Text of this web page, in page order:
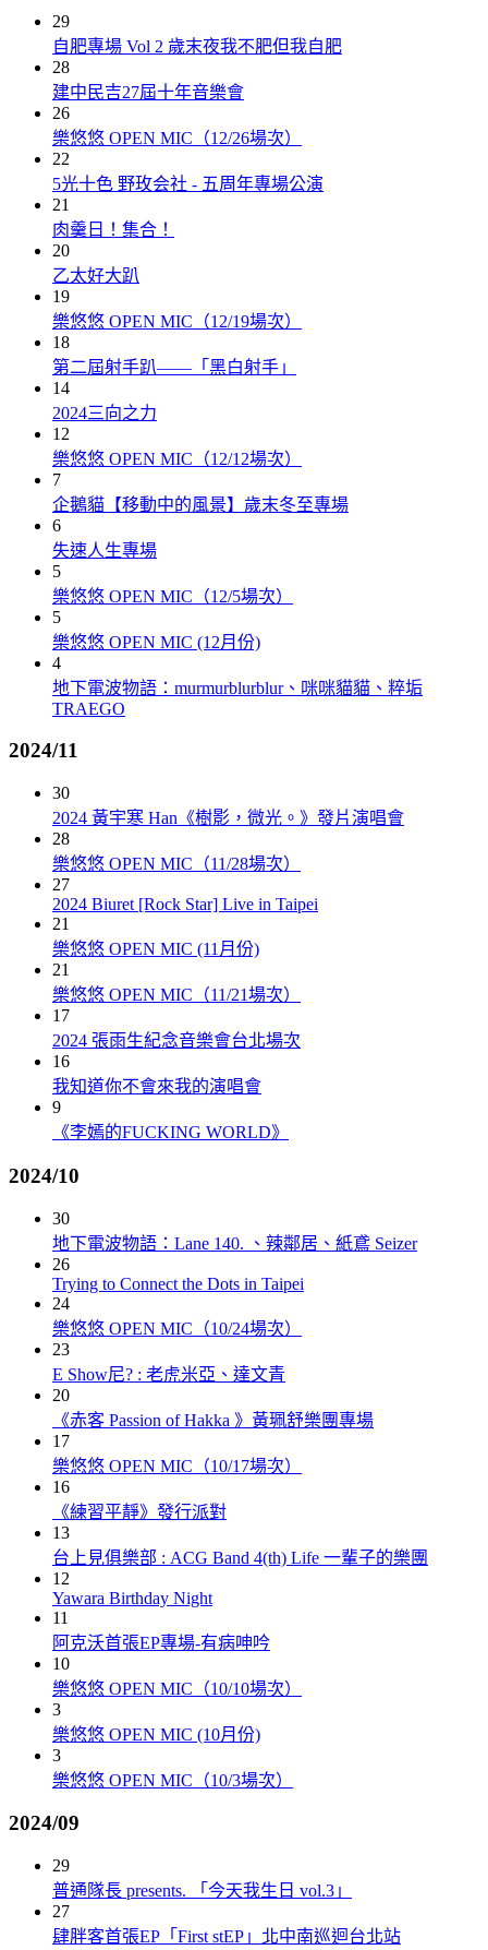
29
自肥專場 Vol 2 歲末夜我不肥但我自肥
28
建中民吉27屆十年音樂會
26
樂悠悠 OPEN MIC（12/26場次）
22
5光十色 野玫会社 - 五周年專場公演
21
肉羹日！集合！
20
乙太好大趴
19
樂悠悠 OPEN MIC（12/19場次）
18
第二屆射手趴——「黑白射手」
14
2024三向之力
12
樂悠悠 OPEN MIC（12/12場次）
7
企鵝貓【移動中的風景】歲末冬至專場
6
失速人生專場
5
樂悠悠 OPEN MIC（12/5場次）
5
樂悠悠 OPEN MIC (12月份)
4
地下電波物語：murmurblurblur、咪咪貓貓、粹垢
TRAEGO
2024/11
30
2024 黃宇寒 Han《樹影，微光。》發片演唱會
28
樂悠悠 OPEN MIC（11/28場次）
27
2024 Biuret [Rock Star] Live in Taipei
21
樂悠悠 OPEN MIC (11月份)
21
樂悠悠 OPEN MIC（11/21場次）
17
2024 張雨生紀念音樂會台北場次
16
我知道你不會來我的演唱會
9
《李嫣的FUCKING WORLD》
2024/10
30
地下電波物語：Lane 140. 、辣鄰居、紙鳶 Seizer
26
Trying to Connect the Dots in Taipei
24
樂悠悠 OPEN MIC（10/24場次）
23
E Show尼? : 老虎米亞、達文青
20
《赤客 Passion of Hakka 》黃珮舒樂團專場
17
樂悠悠 OPEN MIC（10/17場次）
16
《練習平靜》發行派對
13
台上見俱樂部 : ACG Band 4(th) Life 一輩子的樂團
12
Yawara Birthday Night
11
阿克沃首張EP專場-有病呻吟
10
樂悠悠 OPEN MIC（10/10場次）
3
樂悠悠 OPEN MIC (10月份)
3
樂悠悠 OPEN MIC（10/3場次）
2024/09
29
普通隊長 presents. 「今天我生日 vol.3」
27
肆胖客首張EP「First stEP」北中南巡迴台北站